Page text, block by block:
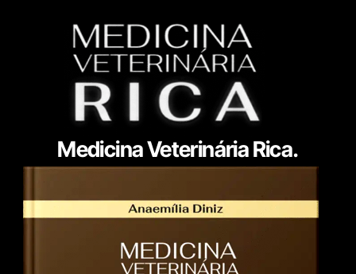
Medicina Veterinária Rica.